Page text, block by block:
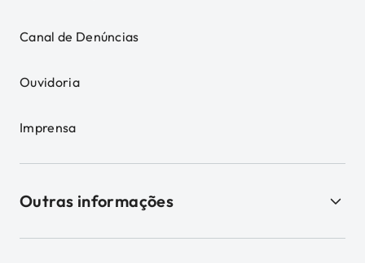
Canal de Denúncias
Ouvidoria
Imprensa
Outras informações